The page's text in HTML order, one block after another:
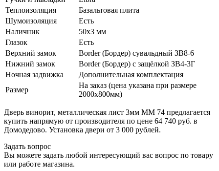
Теплоизоляция
Базальтовая плита
Шумоизоляция
Есть
Наличник
50х3 мм
Глазок
Есть
Верхний замок
Border (Бордер) сувальдный ЗВ8-6
Нижний замок
Border (Бордер) с защёлкой ЗВ4-3Г
Ночная задвижка
Дополнительная комплектация
Размер
На заказ (цена указана при размере
2000х800мм)
Дверь винорит, металлическая лист 3мм ММ 74 предлагается
купить напрямую от производителя по цене 64 740 руб. в
Домодедово. Установка двери от 3 000 рублей.
Задать вопрос
Вы можете задать любой интересующий вас вопрос по товару
или работе магазина.